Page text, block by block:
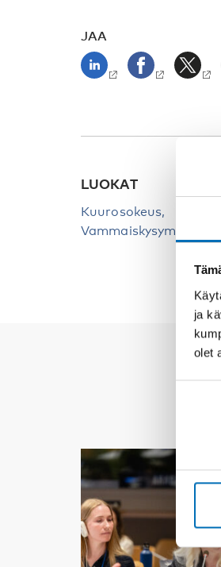
ja
olet
JAA
LUOKAT
Kuurosokeus
Vammaiskysymykset